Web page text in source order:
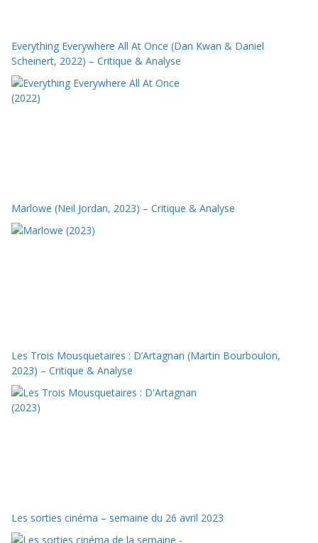
Everything Everywhere All At Once (Dan Kwan & Daniel
Scheinert, 2022) – Critique & Analyse
Marlowe (Neil Jordan, 2023) – Critique & Analyse
Les Trois Mousquetaires : D’Artagnan (Martin Bourboulon,
2023) – Critique & Analyse
Les sorties cinéma – semaine du 26 avril 2023